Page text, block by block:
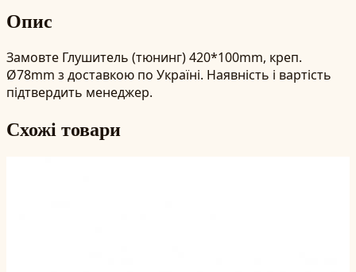
Опис
Замовте Глушитель (тюнинг) 420*100mm, креп.
Ø78mm з доставкою по Україні. Наявність і вартість
підтвердить менеджер.
Схожі товари